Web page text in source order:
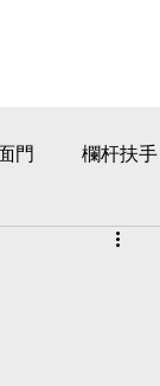
門 欄杆扶手